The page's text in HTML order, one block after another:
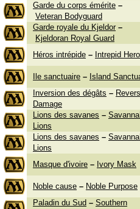
Garde du corps émérite –
Veteran Bodyguard
Garde royale du Kjeldor –
Kjeldoran Royal Guard
Héros intrépide – Intrepid Hero
Ile sanctuaire – Island
Inversion des dégâts –
Damage
Lions des savanes –
Lions
Lions des savanes –
Lions
Masque d'ivoire – Ivory Mask
Noble cause – Noble Purpose
Paladin du Sud – Southern